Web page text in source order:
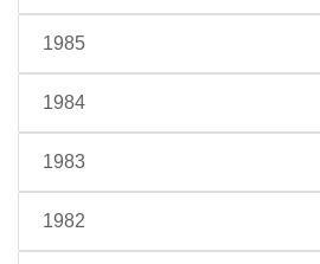
1985
1984
1983
1982